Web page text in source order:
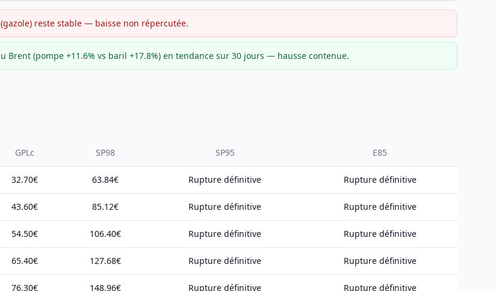
reste stable — baisse non répercutée.
Brent (pompe +11.6% vs baril +17.8%) en tendance sur 30 jours — hausse contenue.
GPLc SP98 SP95 E85
32.70€ 63.84€ Rupture définitive Rupture définitive
43.60€ 85.12€ Rupture définitive Rupture définitive
54.50€ 106.40€ Rupture définitive Rupture définitive
65.40€ 127.68€ Rupture définitive Rupture définitive
76.30€ 148.96€ Rupture définitive Rupture définitive